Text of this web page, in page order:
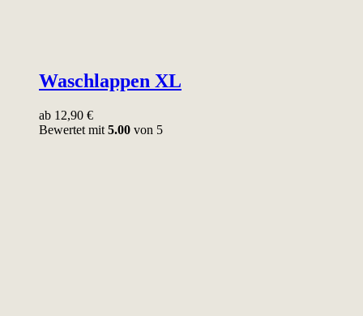
Waschlappen XL
ab 12,90 €
Bewertet mit 5.00 von 5